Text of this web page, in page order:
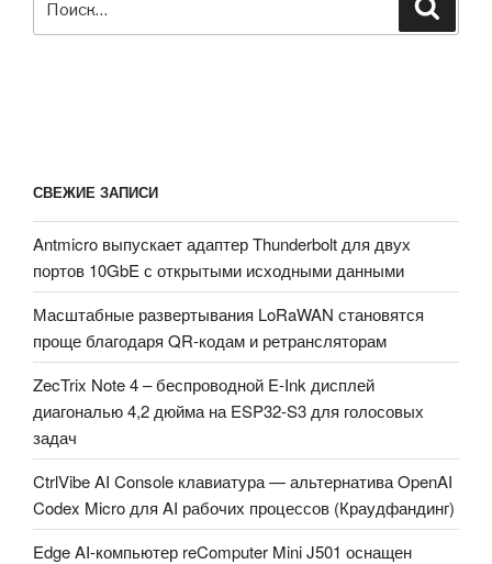
СВЕЖИЕ ЗАПИСИ
Antmicro выпускает адаптер Thunderbolt для двух
портов 10GbE с открытыми исходными данными
Масштабные развертывания LoRaWAN становятся
проще благодаря QR-кодам и ретрансляторам
ZecTrix Note 4 – беспроводной E-Ink дисплей
диагональю 4,2 дюйма на ESP32-S3 для голосовых
задач
CtrlVibe AI Console клавиатура — альтернатива OpenAI
Codex Micro для AI рабочих процессов (Краудфандинг)
Edge AI-компьютер reComputer Mini J501 оснащен